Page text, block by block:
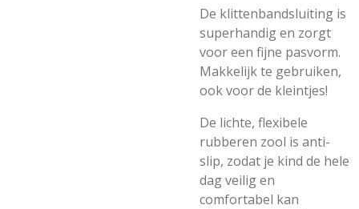
De klittenbandsluiting is
superhandig en zorgt
voor een fijne pasvorm.
Makkelijk te gebruiken,
ook voor de kleintjes!
De lichte, flexibele
rubberen zool is anti-
slip, zodat je kind de hele
dag veilig en
comfortabel kan